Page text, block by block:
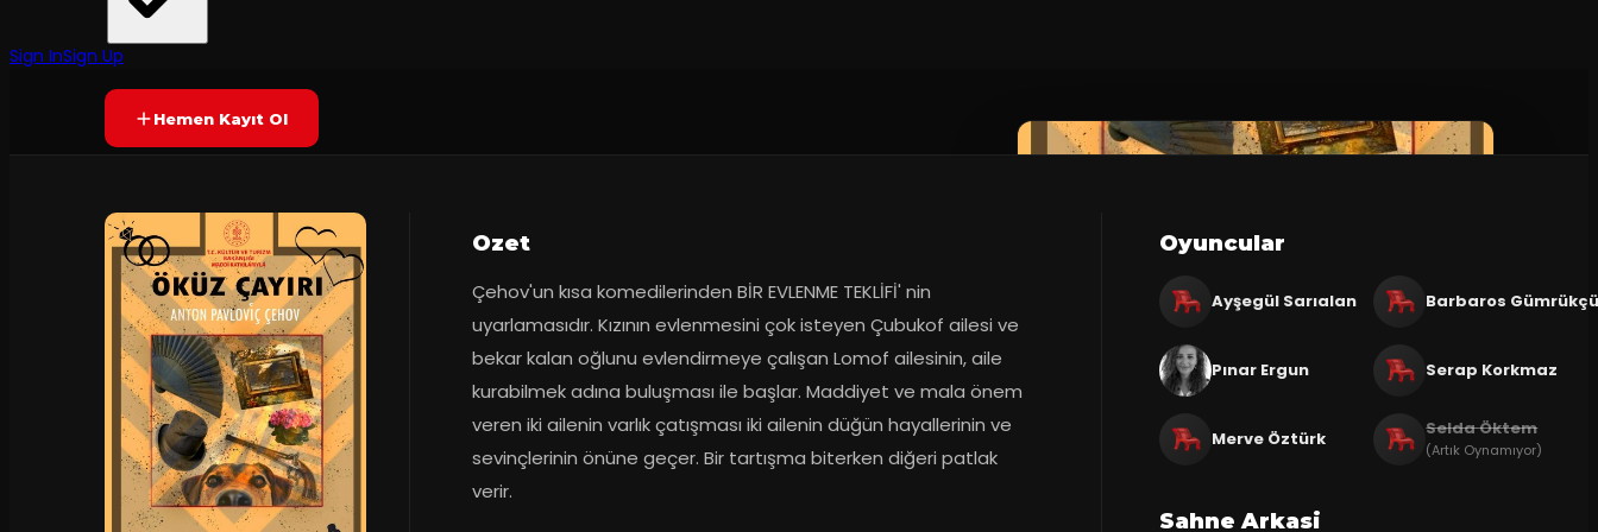
Sign InSign UpYAKINDA Yetersiz oy
Hemen Kayıt Ol
Ozet
Çehov'un kısa komedilerinden BİR EVLENME TEKLİFİ' nin
uyarlamasıdır. Kızının evlenmesini çok isteyen Çubukof ailesi ve
bekar kalan oğlunu evlendirmeye çalışan Lomof ailesinin, aile
kurabilmek adına buluşması ile başlar. Maddiyet ve mala önem
veren iki ailenin varlık çatışması iki ailenin düğün hayallerinin ve
sevinçlerinin önüne geçer. Bir tartışma biterken diğeri patlak
verir.
Oyuncular
Ayşegül Sarıalan Barbaros
Pınar Ergun Serap Korkmaz
Merve Öztürk Selda Öktem
(Artık Oynamıyor)
Sahne Arkasi